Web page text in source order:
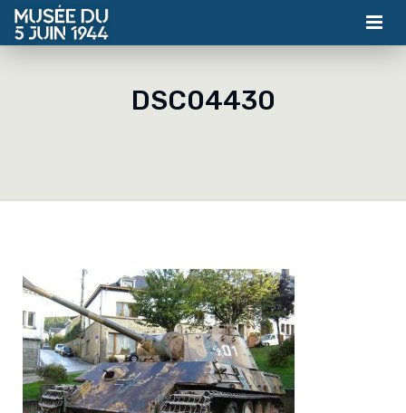
BILLETTERIE
DSC04430